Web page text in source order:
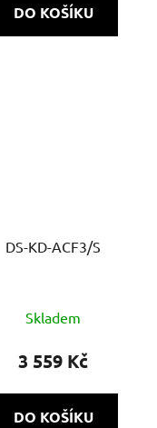
DO KOŠÍKU
DS-KD-ACF3/S
Skladem
3 559 Kč
DO KOŠÍKU